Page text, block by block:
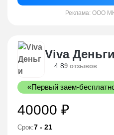
Реклама: ООО
Viva Деньги
4.89 отзывов
«Первый заем-
40000 ₽
Срок:7 - 21